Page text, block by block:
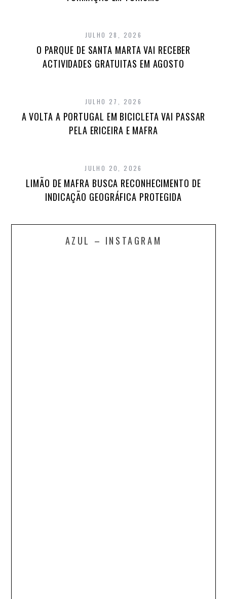
JULHO 28, 2026
O PARQUE DE SANTA MARTA VAI RECEBER
ACTIVIDADES GRATUITAS EM AGOSTO
JULHO 27, 2026
A VOLTA A PORTUGAL EM BICICLETA VAI PASSAR
PELA ERICEIRA E MAFRA
JULHO 20, 2026
LIMÃO DE MAFRA BUSCA RECONHECIMENTO DE
INDICAÇÃO GEOGRÁFICA PROTEGIDA
AZUL – INSTAGRAM